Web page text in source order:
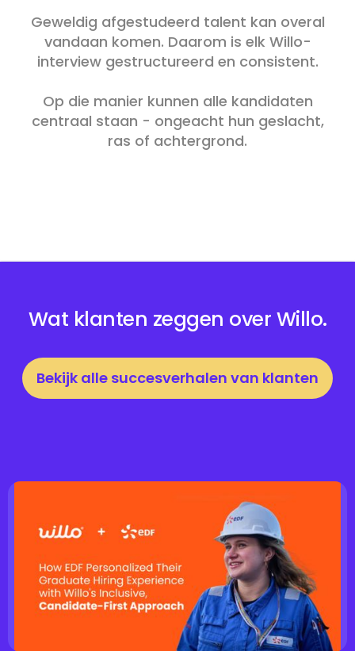
Geweldig afgestudeerd talent kan overal
vandaan komen. Daarom is elk Willo-
interview gestructureerd en consistent.
Op die manier kunnen alle kandidaten
centraal staan - ongeacht hun geslacht,
ras of achtergrond.
Wat klanten zeggen over Willo.
Bekijk alle succesverhalen van klanten